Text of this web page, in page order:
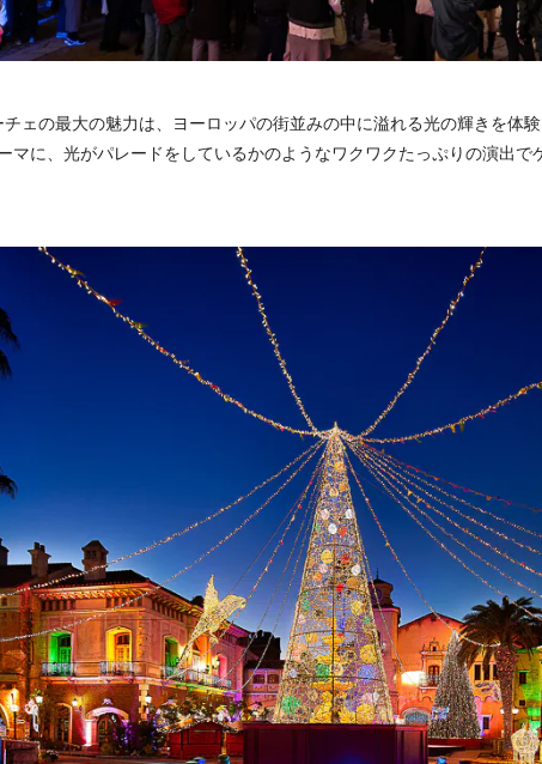
ェの最大の魅力は、ヨーロッパの街並みの中に溢れる光の輝きを体
マに、光がパレードをしているかのようなワクワクたっぷりの演出で